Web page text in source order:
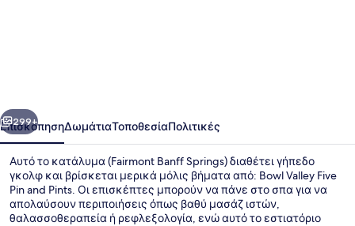
Επόμενο
299+
ΕπισκόπησηΔωμάτιαΤοποθεσίαΠολιτικές
Αυτό το κατάλυμα (Fairmont Banff Springs) διαθέτει γήπεδο
γκολφ και βρίσκεται μερικά μόλις βήματα από: Bowl Valley Five
Pin and Pints. Οι επισκέπτες μπορούν να πάνε στο σπα για να
απολαύσουν περιποιήσεις όπως βαθύ μασάζ ιστών,
θαλασσοθεραπεία ή ρεφλεξολογία, ενώ αυτό το εστιατόριο